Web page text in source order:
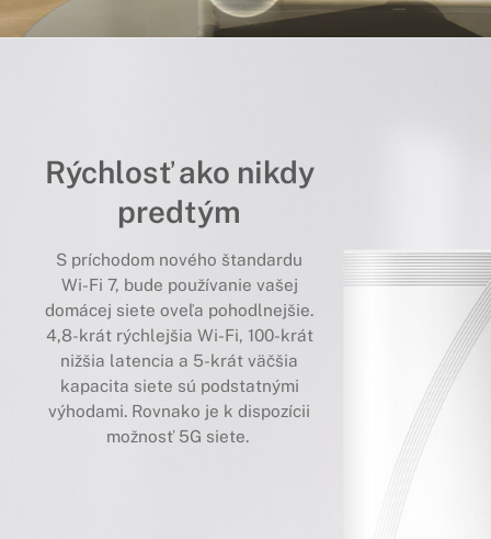
Rýchlosť ako nikdy
predtým
S príchodom nového štandardu
Wi-Fi 7, bude používanie vašej
domácej siete oveľa pohodlnejšie.
4,8-krát rýchlejšia Wi-Fi, 100-krát
nižšia latencia a 5-krát väčšia
kapacita siete sú podstatnými
výhodami. Rovnako je k dispozícii
možnosť 5G siete.